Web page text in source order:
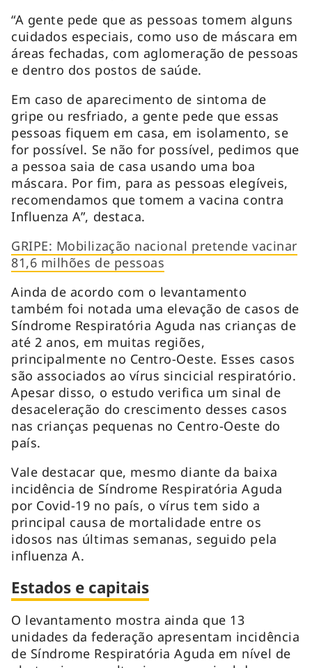
“A gente pede que as pessoas tomem alguns
cuidados especiais, como uso de máscara em
áreas fechadas, com aglomeração de pessoas
e dentro dos postos de saúde.
Em caso de aparecimento de sintoma de
gripe ou resfriado, a gente pede que essas
pessoas fiquem em casa, em isolamento, se
for possível. Se não for possível, pedimos que
a pessoa saia de casa usando uma boa
máscara. Por fim, para as pessoas elegíveis,
recomendamos que tomem a vacina contra
Influenza A”, destaca.
GRIPE: Mobilização nacional pretende vacinar
81,6 milhões de pessoas
Ainda de acordo com o levantamento
também foi notada uma elevação de casos de
Síndrome Respiratória Aguda nas crianças de
até 2 anos, em muitas regiões,
principalmente no Centro-Oeste. Esses casos
são associados ao vírus sincicial respiratório.
Apesar disso, o estudo verifica um sinal de
desaceleração do crescimento desses casos
nas crianças pequenas no Centro-Oeste do
país.
Vale destacar que, mesmo diante da baixa
incidência de Síndrome Respiratória Aguda
por Covid-19 no país, o vírus tem sido a
principal causa de mortalidade entre os
idosos nas últimas semanas, seguido pela
influenza A.
Estados e capitais
O levantamento mostra ainda que 13
unidades da federação apresentam incidência
de Síndrome Respiratória Aguda em nível de